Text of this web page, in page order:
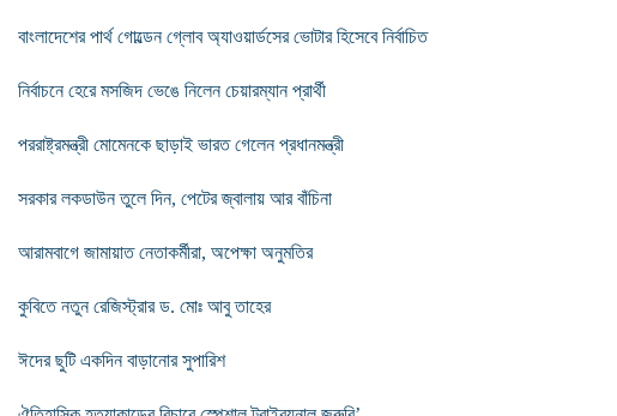
বাংলাদেশের পার্থ গোল্ডেন গ্লোব অ্যাওয়ার্ডসের ভোটার হিসেবে নির্বাচিত
নির্বাচনে হেরে মসজিদ ভেঙে নিলেন চেয়ারম্যান প্রার্থী
পররাষ্ট্রমন্ত্রী মোমেনকে ছাড়াই ভারত গেলেন প্রধানমন্ত্রী
সরকার লকডাউন তুলে দিন, পেটের জ্বালায় আর বাঁচিনা
আরামবাগে জামায়াত নেতাকর্মীরা, অপেক্ষা অনুমতির
কুবিতে নতুন রেজিস্ট্রার ড. মোঃ আবু তাহের
ঈদের ছুটি একদিন বাড়ানোর সুপারিশ